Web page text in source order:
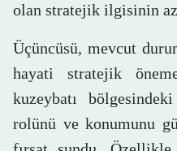
olan stratejik ilgisinin
Üçüncüsü, mevcut
hayati stratejik
kuzeybatı
rolünü ve konumunu